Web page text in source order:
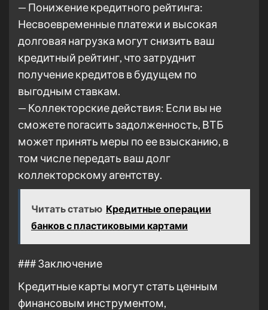
— Понижение кредитного рейтинга:
Несвоевременные платежи и высокая
долговая нагрузка могут снизить ваш
кредитный рейтинг, что затруднит
получение кредитов в будущем по
выгодным ставкам.
— Коллекторские действия: Если вы не
сможете погасить задолженность, ВТБ
может принять меры по ее взысканию, в
том числе передать ваш долг
коллекторскому агентству.
Читать статью Кредитные операции
банков с пластиковыми картами
### Заключение
Кредитные карты могут стать ценным
финансовым инструментом,